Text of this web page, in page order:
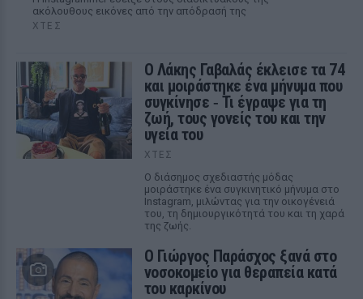
ακόλουθους εικόνες από την απόδρασή της
ΧΤΕΣ
Ο Λάκης Γαβαλάς έκλεισε τα 74
και μοιράστηκε ένα μήνυμα που
συγκίνησε ‑ Τι έγραψε για τη
ζωή, τους γονείς του και την
υγεία του
ΧΤΕΣ
Ο διάσημος σχεδιαστής μόδας
μοιράστηκε ένα συγκινητικό μήνυμα στο
Instagram, μιλώντας για την οικογένειά
του, τη δημιουργικότητά του και τη χαρά
της ζωής.
O Γιώργος Παράσχος ξανά στο
νοσοκομείο για θεραπεία κατά
του καρκίνου